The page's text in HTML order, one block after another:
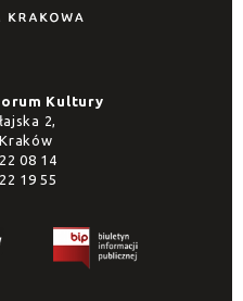
Kultury
2,
08 14
19 55